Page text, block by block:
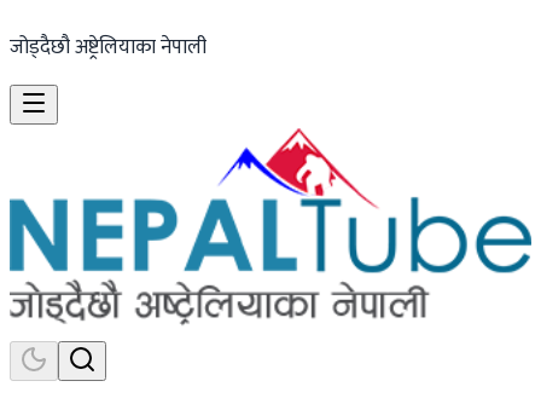
जोड्दैछौ अष्ट्रेलियाका नेपाली